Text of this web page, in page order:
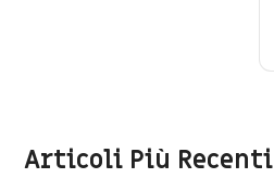
Articoli Più Recenti